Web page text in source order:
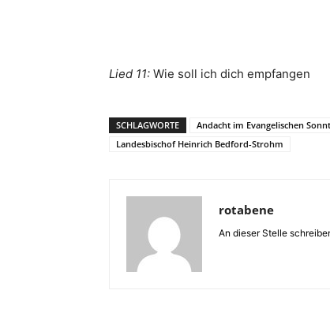
Lied 11: Wie soll ich dich empfangen
SCHLAGWORTE Andacht im Evangelischen
Landesbischof Heinrich Bedford-Strohm
rotabene
An dieser Stelle